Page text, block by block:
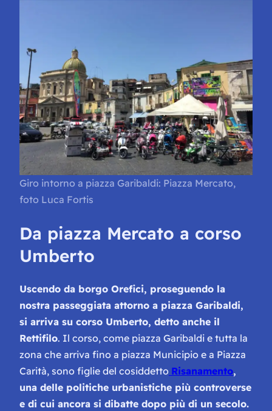
Giro intorno a piazza Garibaldi: Piazza Mercato,
foto Luca Fortis
Da piazza Mercato a corso
Umberto
Uscendo da borgo Orefici, proseguendo la
nostra passeggiata attorno a piazza Garibaldi,
si arriva su corso Umberto, detto anche il
Rettifilo. Il corso, come piazza Garibaldi e tutta la
zona che arriva fino a piazza Municipio e a Piazza
Carità, sono figlie del cosiddetto Risanamento,
una delle politiche urbanistiche più controverse
e di cui ancora si dibatte dopo più di un secolo.